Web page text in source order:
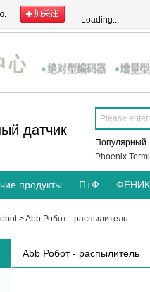
Loading...
датчик
Популярный
Phoenix
продукты П+Ф
>Abb Робот - распылитель
Abb Робот - распылитель